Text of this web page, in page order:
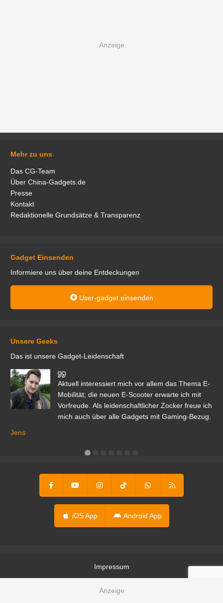
Mehr zu uns
Das CG-Team
Über China-Gadgets.de
Presse
Kontakt
Redaktionelle Grundsätze & Transparenz
Gadget Einsenden
Informiere uns über deine Entdeckungen
User-gadget einsenden
Unsere Geeks
Das ist unsere Gadget-Leidenschaft
Aktuell interessiert mich vor allem das Thema E-
Mobilität; die neuen E-Scooter erwarte ich mit
Vorfreude. Als leidenschaftlicher Zocker freue ich
mich auch über alle Gadgets mit Gaming-Bezug.
Jens
iOS App Android App
Impressum
Inhalte melden